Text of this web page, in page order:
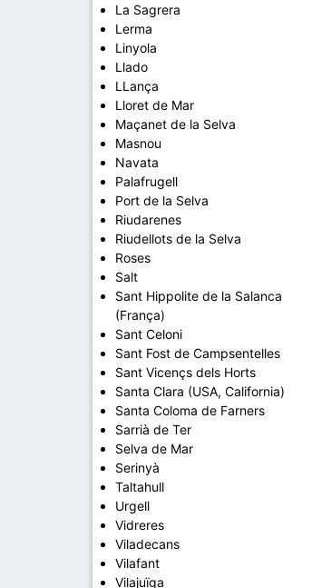
La Sagrera
Lerma
Linyola
Llado
LLança
Lloret de Mar
Maçanet de la Selva
Masnou
Navata
Palafrugell
Port de la Selva
Riudarenes
Riudellots de la Selva
Roses
Salt
Sant Hippolite de la Salanca
(França)
Sant Celoni
Sant Fost de Campsentelles
Sant Vicençs dels Horts
Santa Clara (USA, California)
Santa Coloma de Farners
Sarrià de Ter
Selva de Mar
Serinyà
Taltahull
Urgell
Vidreres
Viladecans
Vilafant
Vilajuïga